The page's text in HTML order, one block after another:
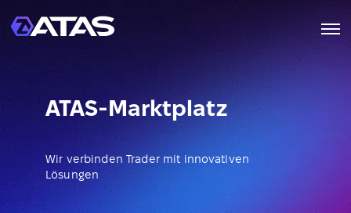
ATAS-Marktplatz
Wir verbinden Trader mit innovativen
Lösungen